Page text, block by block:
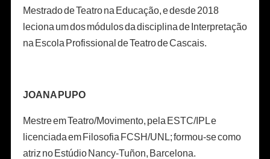
Mestrado de Teatro na Educação, e desde 2018
leciona um dos módulos da disciplina de Interpretação
na Escola Profissional de Teatro de Cascais.
JOANA PUPO
Mestre em Teatro/Movimento, pela ESTC/IPL e
licenciada em Filosofia FCSH/UNL; formou-se como
atriz no Estúdio Nancy-Tuñon, Barcelona.